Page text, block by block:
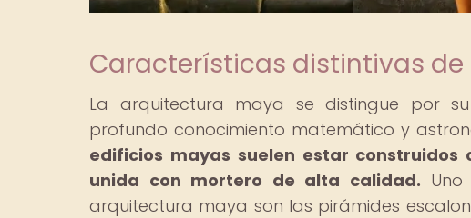
Características distintivas
La arquitectura maya se distingue por
profundo conocimiento matemático y
edificios mayas suelen estar
unida con mortero de alta calidad.
arquitectura maya son las pirámides